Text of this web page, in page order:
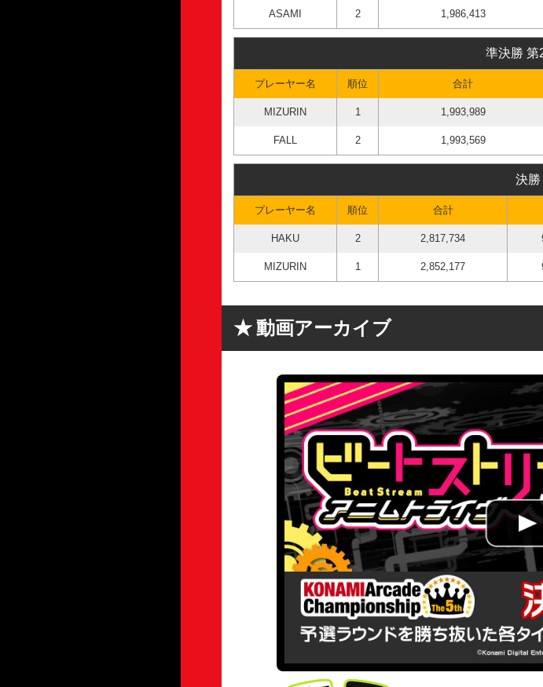
ASAMI 2 1,986,413
準決勝 第
プレーヤー名 順位 合計
MIZURIN 1 1,993,989
FALL 2 1,993,569
決勝
プレーヤー名 順位 合計
HAKU 2 2,817,734
MIZURIN 1 2,852,177
動画アーカイブ